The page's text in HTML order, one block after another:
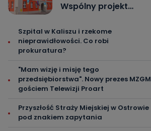
Wspólny projekt…
Szpital w Kaliszu i rzekome
nieprawidłowości. Co robi
prokuratura?
"Mam wizję i misję tego
przedsiębiorstwa". Nowy prezes MZGM
gościem Telewizji Proart
Przyszłość Straży Miejskiej w Ostrowie
pod znakiem zapytania